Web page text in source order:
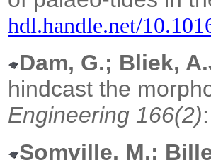
hdl.handle.net/
Dam, G.; Bliek,
hindcast the
Engineering 166(2)
Somville, M.;